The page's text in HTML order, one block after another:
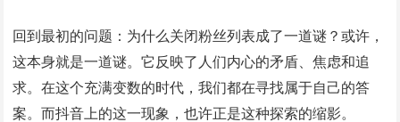
回到最初的问题：为什么关闭粉丝列表成了一道谜？或许，
这本身就是一道谜。它反映了人们内心的矛盾、焦虑和追
求。在这个充满变数的时代，我们都在寻找属于自己的答
案。而抖音上的这一现象，也许正是这种探索的缩影。